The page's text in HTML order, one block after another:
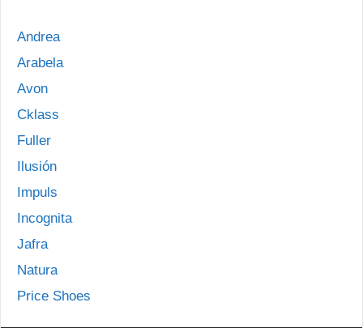
Andrea
Arabela
Avon
Cklass
Fuller
Ilusión
Impuls
Incognita
Jafra
Natura
Price Shoes